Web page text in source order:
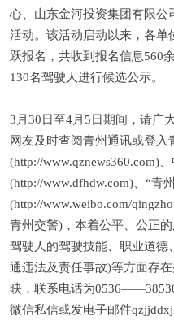
心、山东金河投资集团有限公
活动。该活动启动以来，各单
跃报名，共收到报名信息560
130名驾驶人进行候选公示。
3月30日至4月5日期间，请广
网友及时查阅青州通讯或登入
(http://www.qznews360.com)
(http://www.dfhdw.com)、“青
(http://www.weibo.com/
青州交警)，本着公平、公正
驾驶人的驾驶技能、职业道德
通违法及责任事故)等方面存
映，联系电话为
微信私信或发电子邮件